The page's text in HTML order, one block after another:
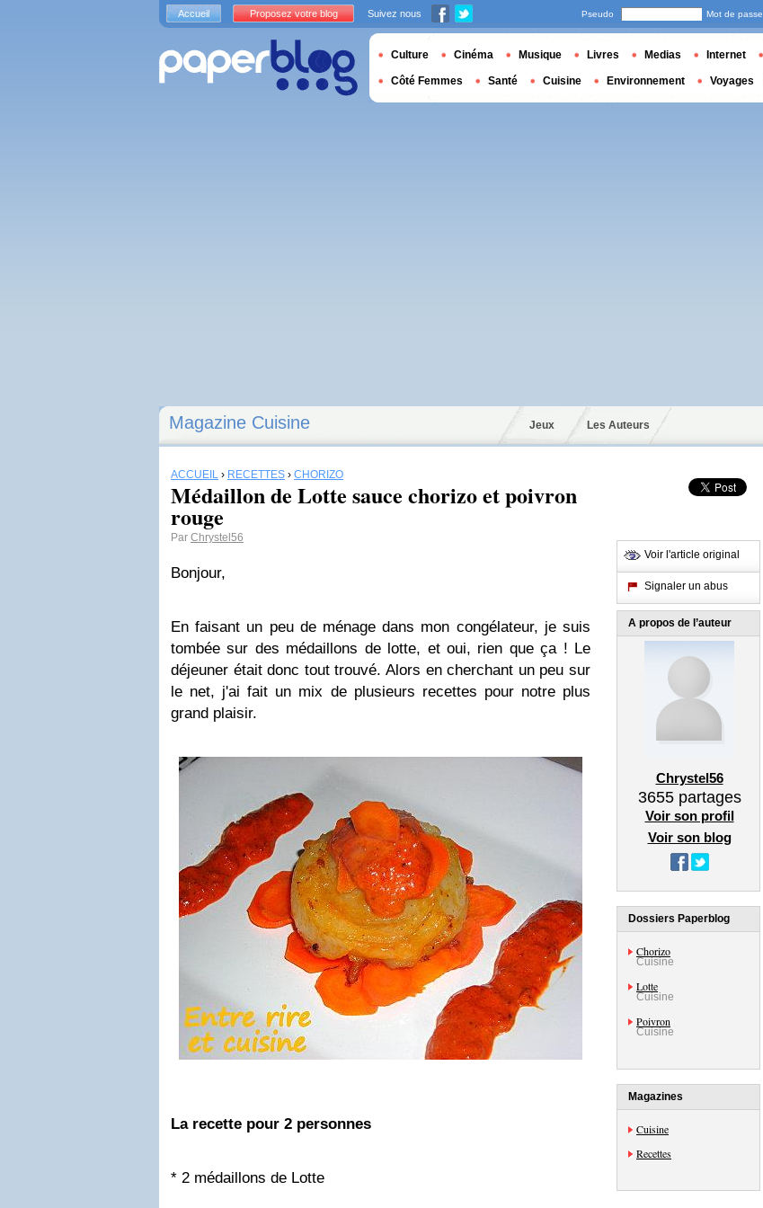
Magazine Cuisine Jeux Les Auteurs
ACCUEIL › RECETTES › CHORIZO
Médaillon de Lotte sauce chorizo et poivron
rouge
Par Chrystel56
Bonjour,
En faisant un peu de ménage dans mon congélateur, je suis
tombée sur des médaillons de lotte, et oui, rien que ça ! Le
déjeuner était donc tout trouvé. Alors en cherchant un peu sur
le net, j'ai fait un mix de plusieurs recettes pour notre plus
grand plaisir.
La recette pour 2 personnes
* 2 médaillons de Lotte
Voir l'article original
Signaler un abus
A propos de l’auteur
Chrystel56
3655partages
Voir son profil
Voir son blog
Dossiers Paperblog
Chorizo
Cuisine
Lotte
Cuisine
Poivron
Cuisine
Magazines
Cuisine
Recettes
Accueil Proposez votre blog Suivez nous Pseudo Mot de passe
Culture Cinéma Musique Livres Medias Internet
Côté Femmes Santé Cuisine Environnement Voyages